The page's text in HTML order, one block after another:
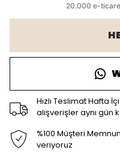
Hızlı Teslimat Hafta
alışverişler aynı
%100 Müşteri
veriyoruz